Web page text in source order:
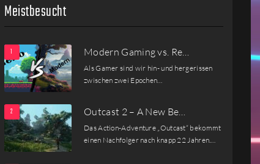
Meistbesucht
Modern Gaming vs. Re…
Als Gamer sind wir hin- und hergerissen
zwischen zwei Epochen…
Outcast 2 – A New Be…
Das Action-Adventure „Outcast“ bekommt
einen Nachfolger nach knapp 22 Jahren.…